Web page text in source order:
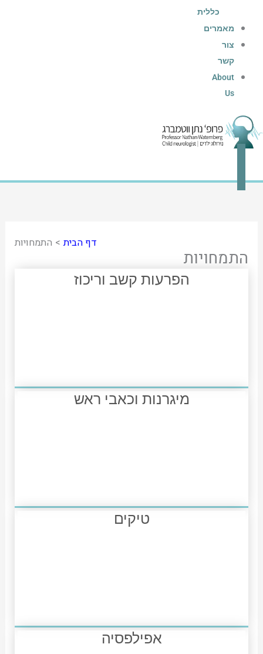
כללית
מאמרים
צור
קשר
About
Us
דף הבית התמחויות
התמחויות
הפרעות קשב וריכוז
מיגרנות וכאבי ראש
טיקים
אפילפסיה